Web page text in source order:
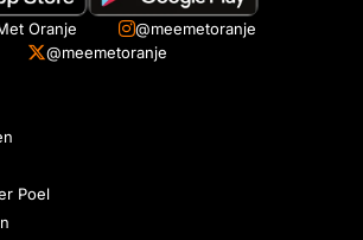
Oranje
@meemetoranje
@meemetoranje
Poel